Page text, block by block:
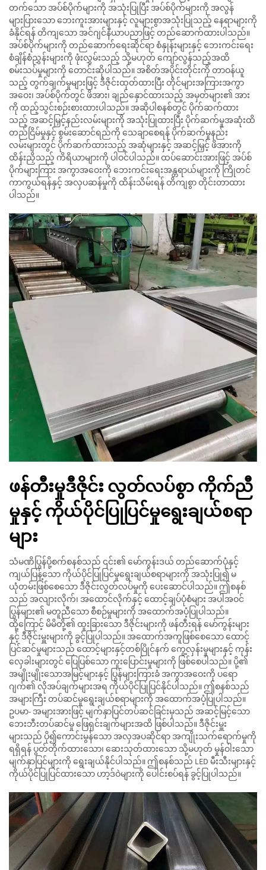
တက်သော အပ်စ်ပိုက်များကို အသုံးပြုပြီး အပ်စ်ပိုက်များကို အလွန်
များပြားသော ဘေးကူးအားများနှင့် လူများစွာအသုံးပြုသည့် နေရာများကို
ခံနိုင်ရန် တိကျသော အင်ဂျင်နီယာပညာဖြင့် တည်ဆောက်ထားပါသည်။
အပ်စ်ပိုက်များကို တည်ဆောက်ရေးဆိုင်ရာ စံနှုန်းများနှင့် ဘေးကင်းရေး
စံချိန်စံညွှန်းများကို ဖုံးလွှမ်းသည့် သို့မဟုတ် ကျော်လွန်သည့်အထိ
စမ်းသပ်မှုများကို တောင်းဆိုပါသည်။ အစိတ်အပိုင်းတိုင်းကို တာဝန်ယူ
သည့် တွက်ချက်မှုများဖြင့် ဒီဇိုင်းထုတ်ထားပြီး တိုင်များအကြားအကွာ
အဝေး၊ အပ်စ်ပိုက်တွင် ဖိအား၊ ချည်နှောင်ထားသည့် အမှတ်များ၏ အား
ကို ထည့်သွင်းစဉ်းစားထားပါသည်။ အဆိုပါစနစ်တွင် ပိုက်ဆက်ထား
သည့် အဆင့်မြှင့်နည်းလမ်းများကို အသုံးပြုထားပြီး ပိုက်ဆက်မှုအဆုံးထိ
တည်ငြိမ်မှုနှင့် စွမ်းဆောင်ရည်ကို သေချာစေရန် ပိုက်ဆက်မှုနည်း
လမ်းများတွင် ပိုက်ဆက်ထားသည့် အဆုံများနှင့် အဆင့်မြှင့် ဖိအားကို
ထိန်းညှိသည့် ကိရိယာများကို ပါဝင်ပါသည်။ ထပ်ဆောင်းအားဖြင့် အပ်စ်
ပိုက်များကြား အကွာအဝေးကို ဘေးကင်းရေးအန္တရာယ်များကို ကြိုတင်
ကာကွယ်ရန်နှင့် အလှပဆန်မှုကို ထိန်းသိမ်းရန် တိကျစွာ တိုင်းတာထား
ပါသည်။
ဖန်တီးမှုဒီဇိုင်း လွတ်လပ်စွာ ကိုက်ညီ
မှုနှင့် ကိုယ်ပိုင်ပြုပြင်မှုရွေးချယ်စရာ
များ
သံမဏိပြွန်ပို့စက်စနစ်သည် ၎င်း၏ မော်ကွန်းဒယ် တည်ဆောက်ပုံနှင့်
ကျယ်ပြန့်သော ကိုယ်ပိုင်ပြုပြင်မှုရွေးချယ်စရာများကို အသုံးပြု၍ မ
ယုံတမ်းဖြစ်စေသော ဒီဇိုင်းလွတ်လပ်မှုကို ပေးဆောင်ပါသည်။ ဤစနစ်
သည် အလျားလိုက်၊ အထောင်လိုက်နှင့် ထောင့်ချပ်ပုံစံများ အပါအဝင်
ပြွန်များ၏ မတူညီသော စီစဉ်မှုများကို အထောက်အပံ့ပြုပါသည်။
ထို့ကြောင့် မိမိတို့၏ ထူးခြားသော ဒီဇိုင်းများကို ဖန်တီးရန် မော်ကွန်းများ
နှင့် ဒီဇိုင်းမှူးများကို ခွင့်ပြုပါသည်။ အထောက်အကူဖြစ်စေသော ထောင့်
ပြင်ဆင်မှုများသည် ထောင့်များနှင့်တစ်ပြိုင်နက် ကွေ့လှန်းမှုများနှင့် ကုန်း
လှေခါးများတွင် ပြေပြစ်သော ကူးပြောင်းမှုများကို ဖြစ်စေပါသည်။ ပို့၏
အမျိုးမျိုးသောအမြင့်များနှင့် ပြွန်များကြားခံ အကွာအဝေးကို ပရော
ဂျက်၏ လိုအပ်ချက်များအရ ကိုယ်ပိုင်ပြုပြင်နိုင်ပါသည်။ ဤစနစ်သည်
အများကြီး တပ်ဆင်မှုရွေးချယ်စရာများကို အထောက်အပံ့ပြုပါသည်။
ဥပမာ- အများအားဖြင့် မျက်နှာပြင်တပ်ဆင်ခြင်းမှသည် အဆင့်မြင့်သော
ဘေးဘီးတပ်ဆင်မှု ဖြေရှင်းချက်များအထိ ဖြစ်ပါသည်။ ဒီဇိုင်းမှူး
များသည် ပို၍ကောင်းမွန်သော အလှအပဆိုင်ရာ အကျိုးသက်ရောက်မှုကို
ရရှိရန် ပွတ်တိုက်ထားသော၊ ဆေးသုတ်ထားသော သို့မဟုတ် မှုန်ဝါးသော
မျက်နှာပြင်များကို ရွေးချယ်နိုင်ပါသည်။ ဤစနစ်သည် LED မီးသီးများနှင့်
ကိုယ်ပိုင်ပြုပြင်ထားသော ဟာ့ဒ်ဝဲများကို ပေါင်းစပ်ရန် ခွင့်ပြုပါသည်။